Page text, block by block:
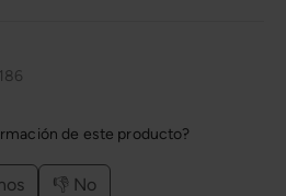
de este producto?
👎 No